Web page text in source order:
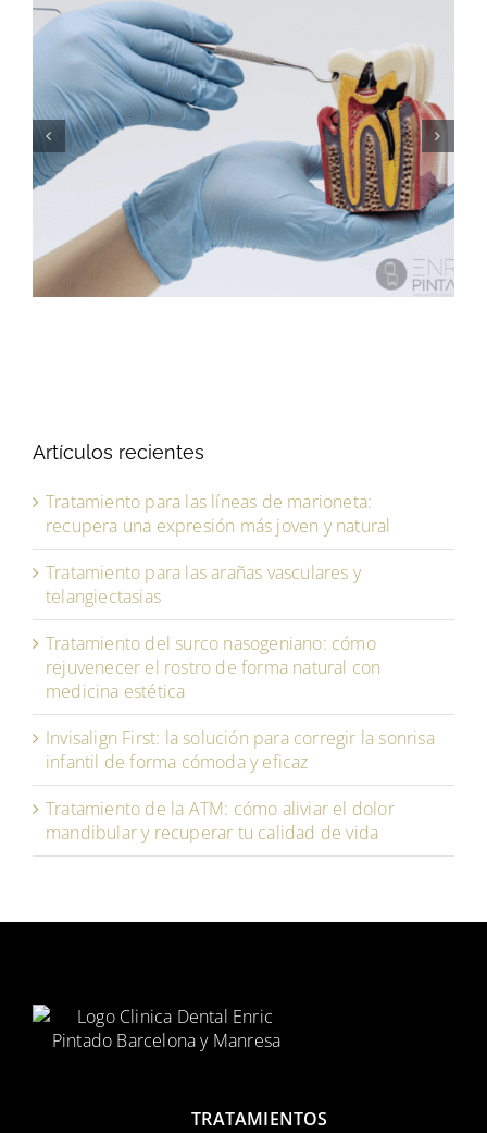
Implantes endoóseos: la solución
definitiva para recuperar tu sonrisa en
Barcelona y Manresa
Artículos recientes
Tratamiento para las líneas de marioneta:
recupera una expresión más joven y natural
Tratamiento para las arañas vasculares y
telangiectasias
Tratamiento del surco nasogeniano: cómo
rejuvenecer el rostro de forma natural con
medicina estética
Invisalign First: la solución para corregir la sonrisa
infantil de forma cómoda y eficaz
Tratamiento de la ATM: cómo aliviar el dolor
mandibular y recuperar tu calidad de vida
TRATAMIENTOS